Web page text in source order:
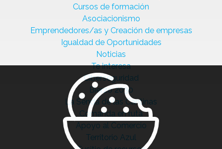
Cursos de formación
Asociacionismo
Emprendedores/as y Creación de empresas
Igualdad de Oportunidades
Noticias
Te interesa
Ciberseguridad
Bierzo 2030
La Senda de las Cantinas
Comanda en ruta
Apoyo al Comercio
Territorio Azul